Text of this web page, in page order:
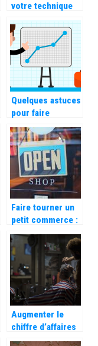
votre technique
attirer de
nouveaux clients
Quelques astuces
pour faire
developper son
entreprise
Faire tourner un
petit commerce :
le guide pour bien
entreprendre !
Augmenter le
chiffre d’affaires
d’un salon de